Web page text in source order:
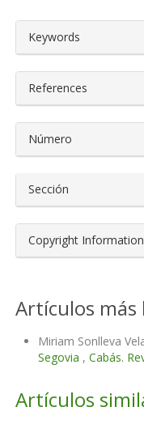
Keywords
References
Número
Sección
Copyright Information
Artículos
Miriam Sonlleva
Segovia , Cabás.
Artículos